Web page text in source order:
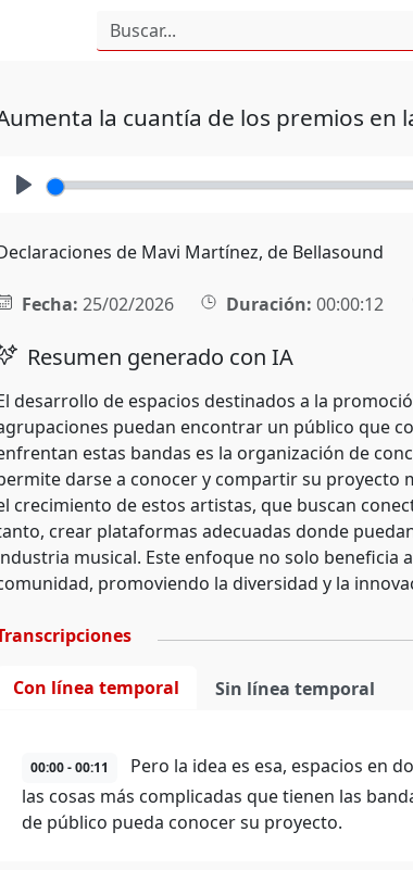
la cuantía de los premios en
de Mavi Martínez, de Bellasound
Fecha: 25/02/2026 Duración: 00:00:12
Resumen generado con IA
desarrollo de espacios destinados a la
puedan encontrar un público que
estas bandas es la organización de
darse a conocer y compartir su proyecto
crecimiento de estos artistas, que buscan
crear plataformas adecuadas donde
musical. Este enfoque no solo beneficia
promoviendo la diversidad y la
Con línea temporal Sin línea temporal
00:00 - 00:11
Pero la idea es esa, espacios en
las cosas más complicadas que tienen las
de público pueda conocer su proyecto.